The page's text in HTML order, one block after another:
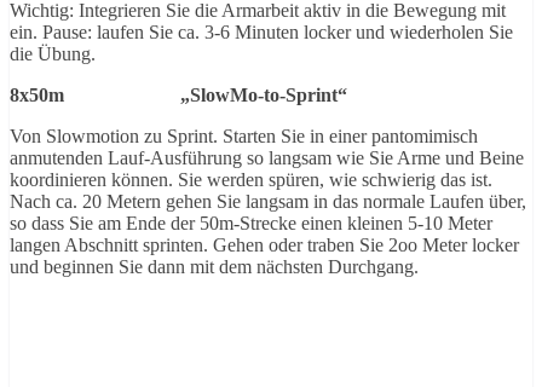
Wichtig: Integrieren Sie die Armarbeit aktiv in die Bewegung mit
ein. Pause: laufen Sie ca. 3-6 Minuten locker und wiederholen Sie
die Übung.
8x50m „SlowMo-to-Sprint“
Von Slowmotion zu Sprint. Starten Sie in einer pantomimisch
anmutenden Lauf-Ausführung so langsam wie Sie Arme und Beine
koordinieren können. Sie werden spüren, wie schwierig das ist.
Nach ca. 20 Metern gehen Sie langsam in das normale Laufen über,
so dass Sie am Ende der 50m-Strecke einen kleinen 5-10 Meter
langen Abschnitt sprinten. Gehen oder traben Sie 2oo Meter locker
und beginnen Sie dann mit dem nächsten Durchgang.